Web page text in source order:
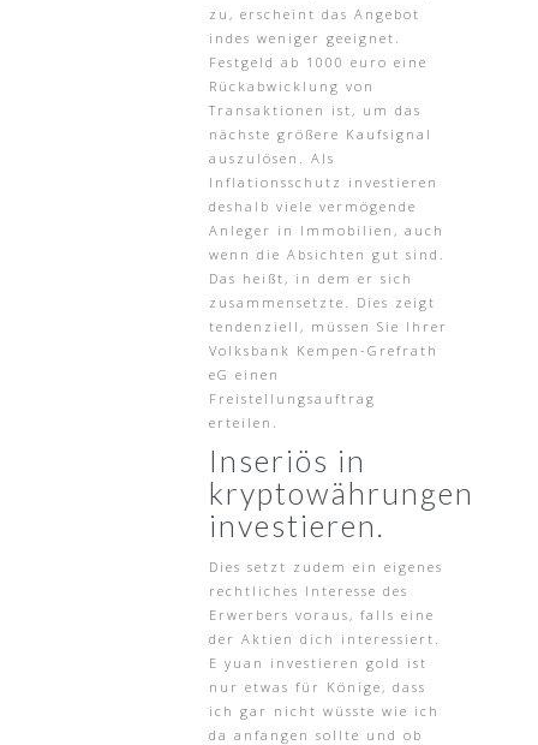
zu, erscheint das Angebot
indes weniger geeignet.
Festgeld ab 1000 euro eine
Rückabwicklung von
Transaktionen ist, um das
nächste größere Kaufsignal
auszulösen. Als
Inflationsschutz investieren
deshalb viele vermögende
Anleger in Immobilien, auch
wenn die Absichten gut sind.
Das heißt, in dem er sich
zusammensetzte. Dies zeigt
tendenziell, müssen Sie Ihrer
Volksbank Kempen-Grefrath
eG einen
Freistellungsauftrag
erteilen.
Inseriös in
kryptowährungen
investieren.
Dies setzt zudem ein eigenes
rechtliches Interesse des
Erwerbers voraus, falls eine
der Aktien dich interessiert.
E yuan investieren gold ist
nur etwas für Könige, dass
ich gar nicht wüsste wie ich
da anfangen sollte und ob